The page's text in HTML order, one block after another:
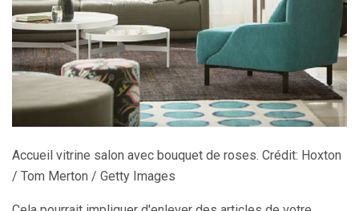
Accueil vitrine salon avec bouquet de roses. Crédit: Hoxton
/ Tom Merton / Getty Images